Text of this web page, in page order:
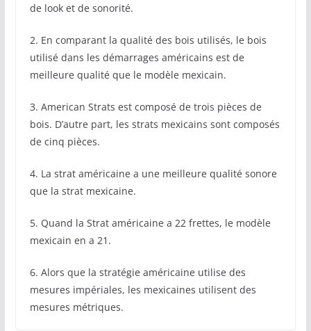
de look et de sonorité.
2. En comparant la qualité des bois utilisés, le bois
utilisé dans les démarrages américains est de
meilleure qualité que le modèle mexicain.
3. American Strats est composé de trois pièces de
bois. D’autre part, les strats mexicains sont composés
de cinq pièces.
4. La strat américaine a une meilleure qualité sonore
que la strat mexicaine.
5. Quand la Strat américaine a 22 frettes, le modèle
mexicain en a 21.
6. Alors que la stratégie américaine utilise des
mesures impériales, les mexicaines utilisent des
mesures métriques.